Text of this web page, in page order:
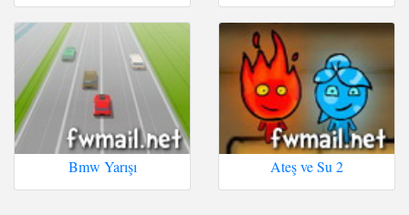
Bmw Yarışı Ateş ve Su 2